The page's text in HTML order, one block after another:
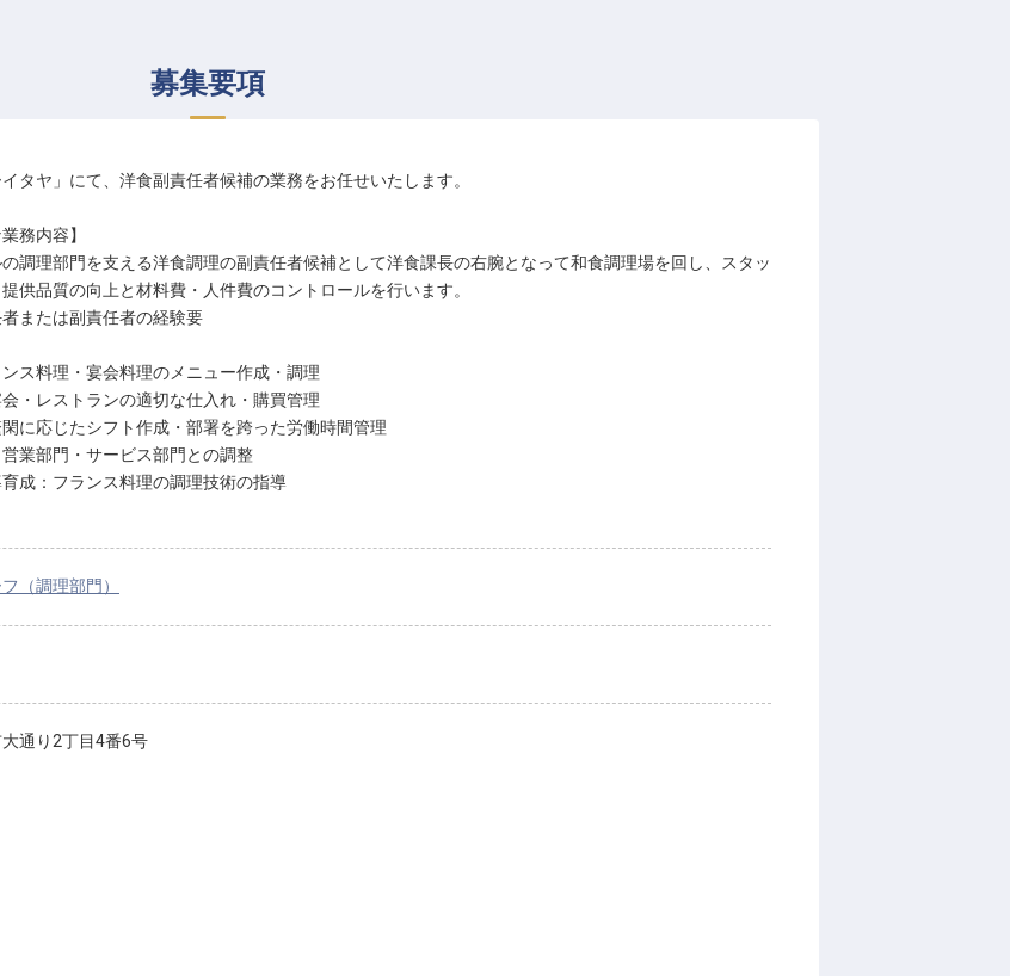
募集要項
イタヤ」にて、洋食副責任者候補の業務をお任せいたします。
務内容】
の調理部門を支える洋食調理の副責任者候補として洋食課長の右腕となって和食調理場を回し、スタッ
供品質の向上と材料費・人件費のコントロールを行います。
または副責任者の経験要
ス料理・宴会料理のメニュー作成・調理
・レストランの適切な仕入れ・購買管理
に応じたシフト作成・部署を跨った労働時間管理
業部門・サービス部門との調整
成：フランス料理の調理技術の指導
（調理部門）
通り2丁目4番6号